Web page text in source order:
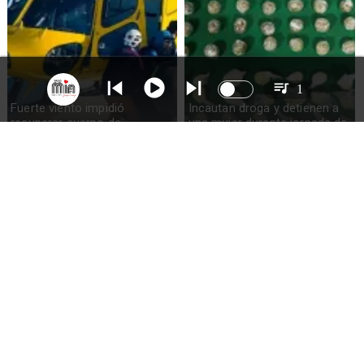
Fuerte viento impidió
recuperar cuerpo de
Incautan droga y detienen a
una mujer durante jornada de
1